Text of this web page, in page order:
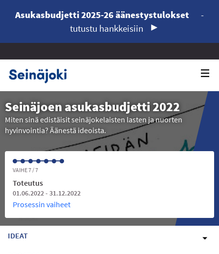
Asukasbudjetti 2025-26 äänestystulokset
-
tutustu hankkeisiin
Seinäjoen asukasbudjetti 2022
Miten sinä edistäisit seinäjokelaisten lasten ja nuorten
hyvinvointia? Äänestä ideoista.
VAIHE 7 / 7
Toteutus
01.06.2022 - 31.12.2022
Prosessin vaiheet
IDEAT